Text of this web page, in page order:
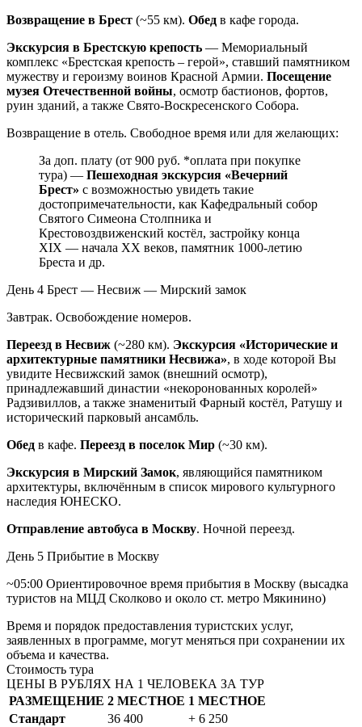
Возвращение в Брест (~55 км). Обед в кафе города.
Экскурсия в Брестскую крепость — Мемориальный
комплекс «Брестская крепость – герой», ставший памятником
мужеству и героизму воинов Красной Армии. Посещение
музея Отечественной войны, осмотр бастионов, фортов,
руин зданий, а также Свято-Воскресенского Собора.
Возвращение в отель. Свободное время или для желающих:
За доп. плату (от 900 руб. *оплата при покупке
тура) — Пешеходная экскурсия «Вечерний
Брест» с возможностью увидеть такие
достопримечательности, как Кафедральный собор
Святого Симеона Столпника и
Крестовоздвиженский костёл, застройку конца
XIX — начала XX веков, памятник 1000-летию
Бреста и др.
День 4 Брест — Несвиж — Мирский замок
Завтрак. Освобождение номеров.
Переезд в Несвиж (~280 км). Экскурсия «Исторические и
архитектурные памятники Несвижа», в ходе которой Вы
увидите Несвижский замок (внешний осмотр),
принадлежавший династии «некоронованных королей»
Радзивиллов, а также знаменитый Фарный костёл, Ратушу и
исторический парковый ансамбль.
Обед в кафе. Переезд в поселок Мир (~30 км).
Экскурсия в Мирский Замок, являющийся памятником
архитектуры, включённым в список мирового культурного
наследия ЮНЕСКО.
Отправление автобуса в Москву. Ночной переезд.
День 5 Прибытие в Москву
~05:00 Ориентировочное время прибытия в Москву (высадка
туристов на МЦД Сколково и около ст. метро Мякинино)
Время и порядок предоставления туристских услуг,
заявленных в программе, могут меняться при сохранении их
объема и качества.
Стоимость тура
ЦЕНЫ В РУБЛЯХ НА 1 ЧЕЛОВЕКА ЗА ТУР
РАЗМЕЩЕНИЕ 2 МЕСТНОЕ 1 МЕСТНОЕ
Стандарт
36 400
+ 6 250